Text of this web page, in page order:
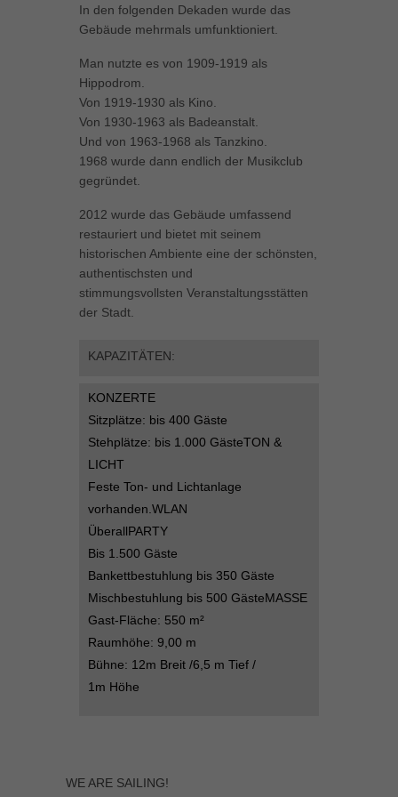
In den folgenden Dekaden wurde das
Gebäude mehrmals umfunktioniert.
Man nutzte es von 1909-1919 als
Hippodrom.
Von 1919-1930 als Kino.
Von 1930-1963 als Badeanstalt.
Und von 1963-1968 als Tanzkino.
1968 wurde dann endlich der Musikclub
gegründet.
2012 wurde das Gebäude umfassend
restauriert und bietet mit seinem
historischen Ambiente eine der schönsten,
authentischsten und
stimmungsvollsten Veranstaltungsstätten
der Stadt.
KAPAZITÄTEN:
KONZERTE
Sitzplätze: bis 400 Gäste
Stehplätze: bis 1.000 GästeTON &
LICHT
Feste Ton- und Lichtanlage
vorhanden.WLAN
ÜberallPARTY
Bis 1.500 Gäste
Bankettbestuhlung bis 350 Gäste
Mischbestuhlung bis 500 GästeMASSE
Gast-Fläche: 550 m²
Raumhöhe: 9,00 m
Bühne: 12m Breit /6,5 m Tief /
1m Höhe
WE ARE SAILING!
können Ihre Einwilligung zu ganzen Kategorien geben oder sich
weitere Informationen anzeigen lassen und so nur bestimmte
Alle akzeptieren
Zurück
Datenschutzeinstellungen
Essenziell (1)
Essenzielle Cookies ermöglichen grundlegende Funktionen und sind für
Cookie-Informationen anzeigen
Marketing (1)
Marketing-Cookies werden von Drittanbietern oder Publishern verwendet,
um personalisierte Werbung anzuzeigen. Sie tun dies, indem sie
Cookie-Informationen anzeigen
Inhalte von Videoplattformen und Social-Media-Plattformen werden
werden, bedarf der Zugriff auf diese Inhalte keiner manuellen Einwilligung
Cookie-Informationen anzeigen
powered by Borlabs Cookie